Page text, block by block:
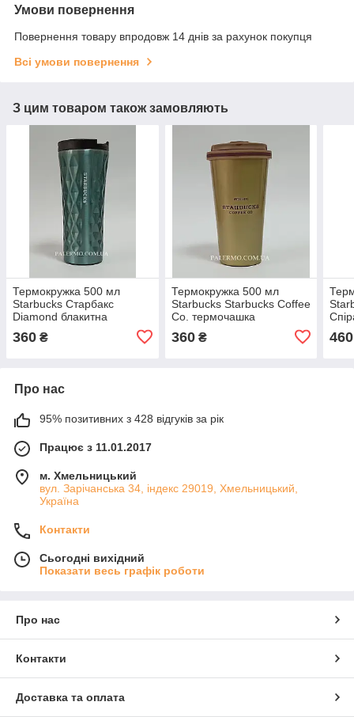
Умови повернення
Повернення товару впродовж 14 днів за рахунок покупця
Всі умови повернення
З цим товаром також замовляють
Термокружка 500 мл
Starbucks Старбакс
Diamond блакитна
термочашка термочашку
360 ₴
Термокружка 500 мл
Starbucks Starbucks Coffee
Co. термочашка
360₴ 460
Про нас
95% позитивних з 428 відгуків за рік
Працює з 11.01.2017
м. Хмельницький
вул. Зарічанська 34, індекс 29019, Хмельницький,
Україна
Контакти
Сьогодні вихідний
Показати весь графік роботи
Про нас
Контакти
Доставка та оплата